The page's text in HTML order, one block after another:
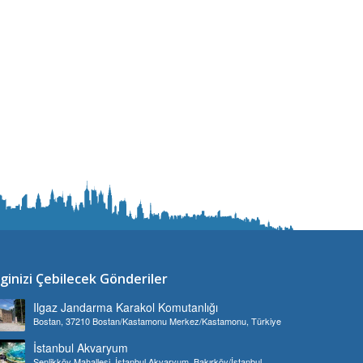
Çebilecek Gönderiler
Ilgaz Jandarma Karakol Komutanlığı
Bostan, 37210 Bostan/Kastamonu Merkez/Kastamonu, Türkiye
İstanbul Akvaryum